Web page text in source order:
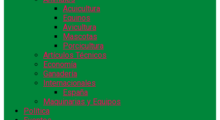
Acuicultura
Equinos
Avicultura
Mascotas
Porcicultura
Artículos Técnicos
Economía
Ganadería
Internacionales
España
Maquinarias y Equipos
Política